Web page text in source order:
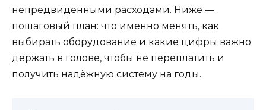
непредвиденными расходами. Ниже —
пошаговый план: что именно менять, как
выбирать оборудование и какие цифры важно
держать в голове, чтобы не переплатить и
получить надёжную систему на годы.